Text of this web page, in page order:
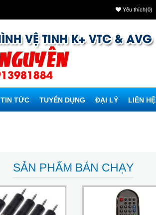
Yêu thích(0)
TIN TỨC TUYỂN DỤNG ĐẠI LÝ LIÊN HỆ
SẢN PHẨM BÁN CHẠY